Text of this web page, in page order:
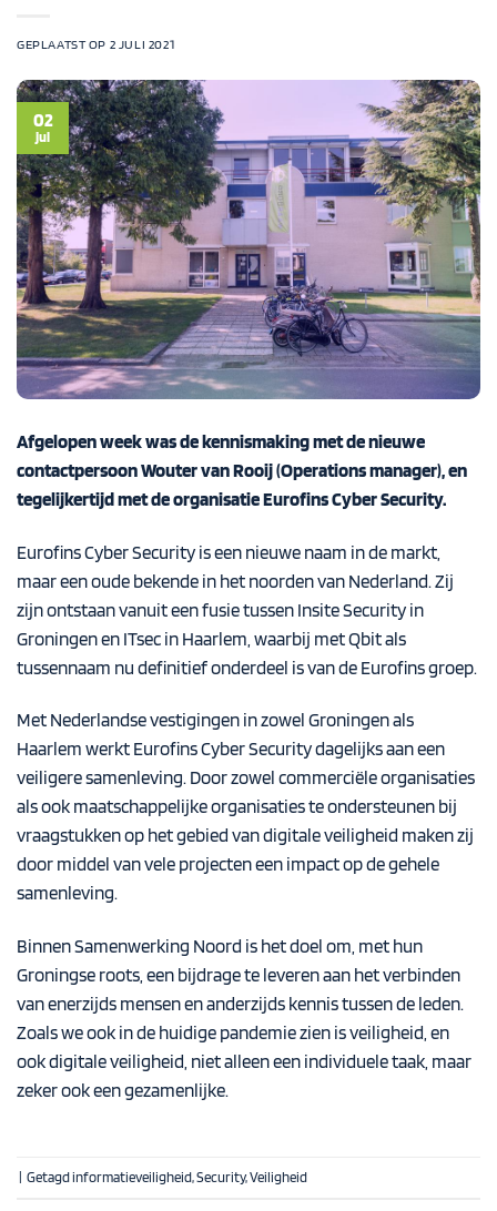
GEPLAATST OP 2 JULI 2021
02
jul
Afgelopen week was de kennismaking met de nieuwe
contactpersoon Wouter van Rooij (Operations manager), en
tegelijkertijd met de organisatie Eurofins Cyber Security.
Eurofins Cyber Security is een nieuwe naam in de markt,
maar een oude bekende in het noorden van Nederland. Zij
zijn ontstaan vanuit een fusie tussen Insite Security in
Groningen en ITsec in Haarlem, waarbij met Qbit als
tussennaam nu definitief onderdeel is van de Eurofins groep.
Met Nederlandse vestigingen in zowel Groningen als
Haarlem werkt Eurofins Cyber Security dagelijks aan een
veiligere samenleving. Door zowel commerciële organisaties
als ook maatschappelijke organisaties te ondersteunen bij
vraagstukken op het gebied van digitale veiligheid maken zij
door middel van vele projecten een impact op de gehele
samenleving.
Binnen Samenwerking Noord is het doel om, met hun
Groningse roots, een bijdrage te leveren aan het verbinden
van enerzijds mensen en anderzijds kennis tussen de leden.
Zoals we ook in de huidige pandemie zien is veiligheid, en
ook digitale veiligheid, niet alleen een individuele taak, maar
zeker ook een gezamenlijke.
| Getagdinformatieveiligheid,Security,Veiligheid